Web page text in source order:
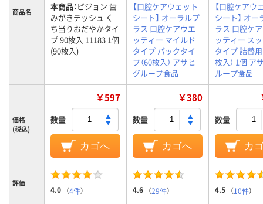
商品名 本商品：ピジョン 歯
みがきテッシュ く
ち当りおだやかタイ
プ 90枚入 11183 1個
(90枚入)
【口腔ケアウェット
シート】 オーラルプ
ラス 口腔ケアウエ
ッティー マイルド
タイプ パックタイ
プ（60枚入） アサヒ
グループ食品
【口腔ケアウ
シート】 オー
ラス 口腔ケ
ッティー ス
タイプ 詰替用
枚入） 1個 ア
ループ食品
価格
(税込)
￥597
数量
カゴへ
￥380
数量
カゴへ
数量
カ
評価
4.0 （4件） 4.6 （29件） 4.5 （10件）